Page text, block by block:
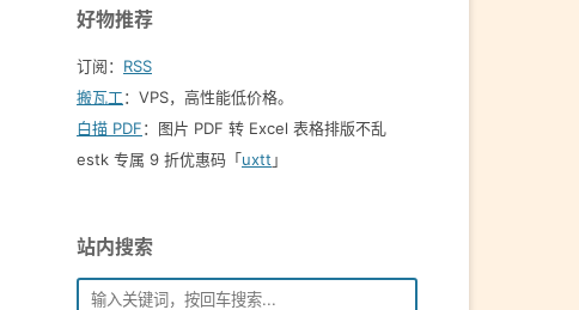
好物推荐
订阅： RSS
搬瓦工：VPS，高性能低价格。️
白描 PDF：图片 PDF 转 Excel 表格排版不乱
estk 专属 9 折优惠码「uxtt 」
站内搜索